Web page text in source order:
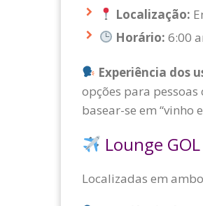
Localização:
Horário: 6:00
Experiência dos
opções para
basear-se em “vinho
Lounge
Localizadas em